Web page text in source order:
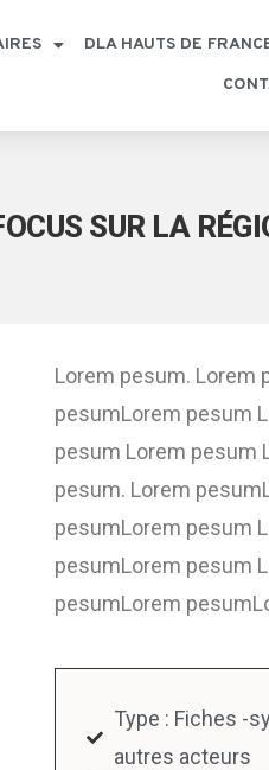
DLA HAUTS DE
SUR LA
Lorem pesum. Lorem
pesumLorem pesum
pesum Lorem pesum
pesum. Lorem
pesumLorem pesum
pesumLorem pesum
pesumLorem
Type : Fiches -
autres acteurs